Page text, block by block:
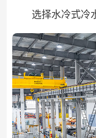
选择水冷式冷